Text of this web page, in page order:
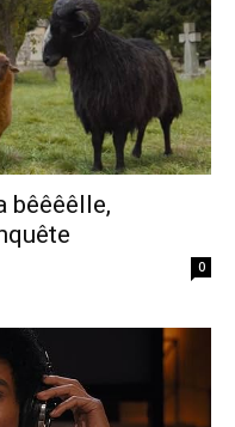
bêêêêlle,
0